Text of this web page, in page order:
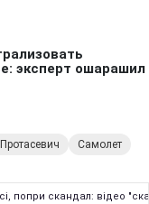
Самолет
попри скандал: відео